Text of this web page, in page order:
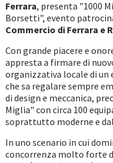
Ferrara, presenta "1000
Borsetti", evento
Commercio di Ferrara e
Con grande piacere e
appresta a firmare di
organizzativa locale di
che sa regalare sempre
di design e meccanica,
Miglia" con circa 100
soprattutto moderne e
In uno scenario in cui
concorrenza molto forte